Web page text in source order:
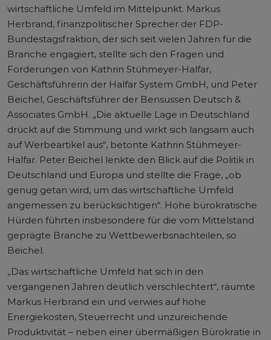
wirtschaftliche Umfeld im Mittelpunkt. Markus
Herbrand, finanzpolitischer Sprecher der FDP-
Bundestagsfraktion, der sich seit vielen Jahren für die
Branche engagiert, stellte sich den Fragen und
Forderungen von Kathrin Stühmeyer-Halfar,
Geschäftsführerin der Halfar System GmbH, und Peter
Beichel, Geschäftsführer der Bensussen Deutsch &
Associates GmbH. „Die aktuelle Lage in Deutschland
drückt auf die Stimmung und wirkt sich langsam auch
auf Werbeartikel aus“, betonte Kathrin Stühmeyer-
Halfar. Peter Beichel lenkte den Blick auf die Politik in
Deutschland und Europa und stellte die Frage, „ob
genug getan wird, um das wirtschaftliche Umfeld
angemessen zu berücksichtigen“. Hohe bürokratische
Hürden führten insbesondere für die vom Mittelstand
geprägte Branche zu Wettbewerbsnachteilen, so
Beichel.
„Das wirtschaftliche Umfeld hat sich in den
vergangenen Jahren deutlich verschlechtert“, räumte
Markus Herbrand ein und verwies auf hohe
Energiekosten, Steuerrecht und unzureichende
Produktivität – neben einer übermäßigen Bürokratie in